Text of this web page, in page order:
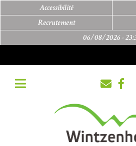
Accessibilité
Recrutement
06/08/2026 -